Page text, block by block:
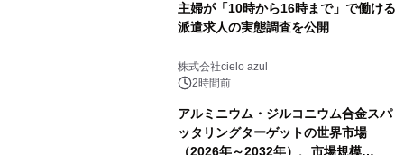
主婦が「10時から16時まで」で働ける
派遣求人の実態調査を公開
株式会社cielo azul
2時間前
アルミニウム・ジルコニウム合金スパ
ッタリングターゲットの世界市場
（2026年～2032年）、市場規模